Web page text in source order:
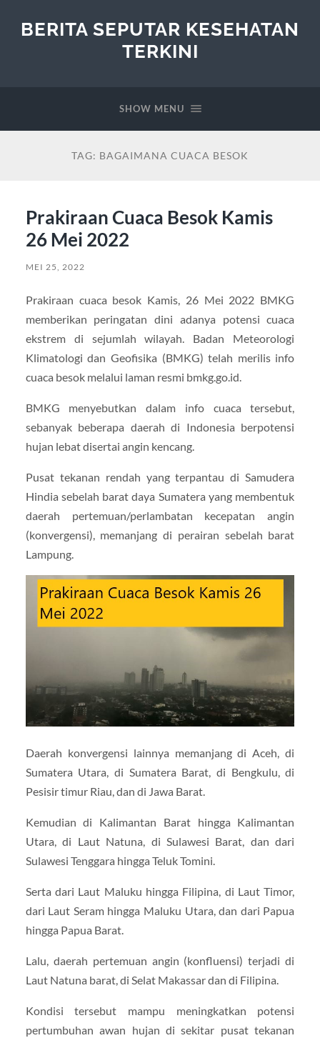
BERITA SEPUTAR KESEHATAN
TERKINI
SHOW MENU
TAG: BAGAIMANA CUACA BESOK
Prakiraan Cuaca Besok Kamis
26 Mei 2022
MEI 25, 2022
Prakiraan cuaca besok Kamis, 26 Mei 2022 BMKG
memberikan peringatan dini adanya potensi cuaca
ekstrem di sejumlah wilayah. Badan Meteorologi
Klimatologi dan Geofisika (BMKG) telah merilis info
cuaca besok melalui laman resmi bmkg.go.id.
BMKG menyebutkan dalam info cuaca tersebut,
sebanyak beberapa daerah di Indonesia berpotensi
hujan lebat disertai angin kencang.
Pusat tekanan rendah yang terpantau di Samudera
Hindia sebelah barat daya Sumatera yang membentuk
daerah pertemuan/perlambatan kecepatan angin
(konvergensi), memanjang di perairan sebelah barat
Lampung.
Daerah konvergensi lainnya memanjang di Aceh, di
Sumatera Utara, di Sumatera Barat, di Bengkulu, di
Pesisir timur Riau, dan di Jawa Barat.
Kemudian di Kalimantan Barat hingga Kalimantan
Utara, di Laut Natuna, di Sulawesi Barat, dan dari
Sulawesi Tenggara hingga Teluk Tomini.
Serta dari Laut Maluku hingga Filipina, di Laut Timor,
dari Laut Seram hingga Maluku Utara, dan dari Papua
hingga Papua Barat.
Lalu, daerah pertemuan angin (konfluensi) terjadi di
Laut Natuna barat, di Selat Makassar dan di Filipina.
Kondisi tersebut mampu meningkatkan potensi
pertumbuhan awan hujan di sekitar pusat tekanan